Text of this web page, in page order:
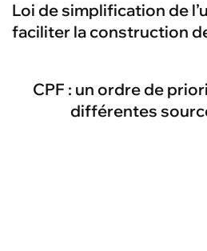
de
l’article
Loi de simplification de
faciliter la construction
CPF : un ordre de
différentes